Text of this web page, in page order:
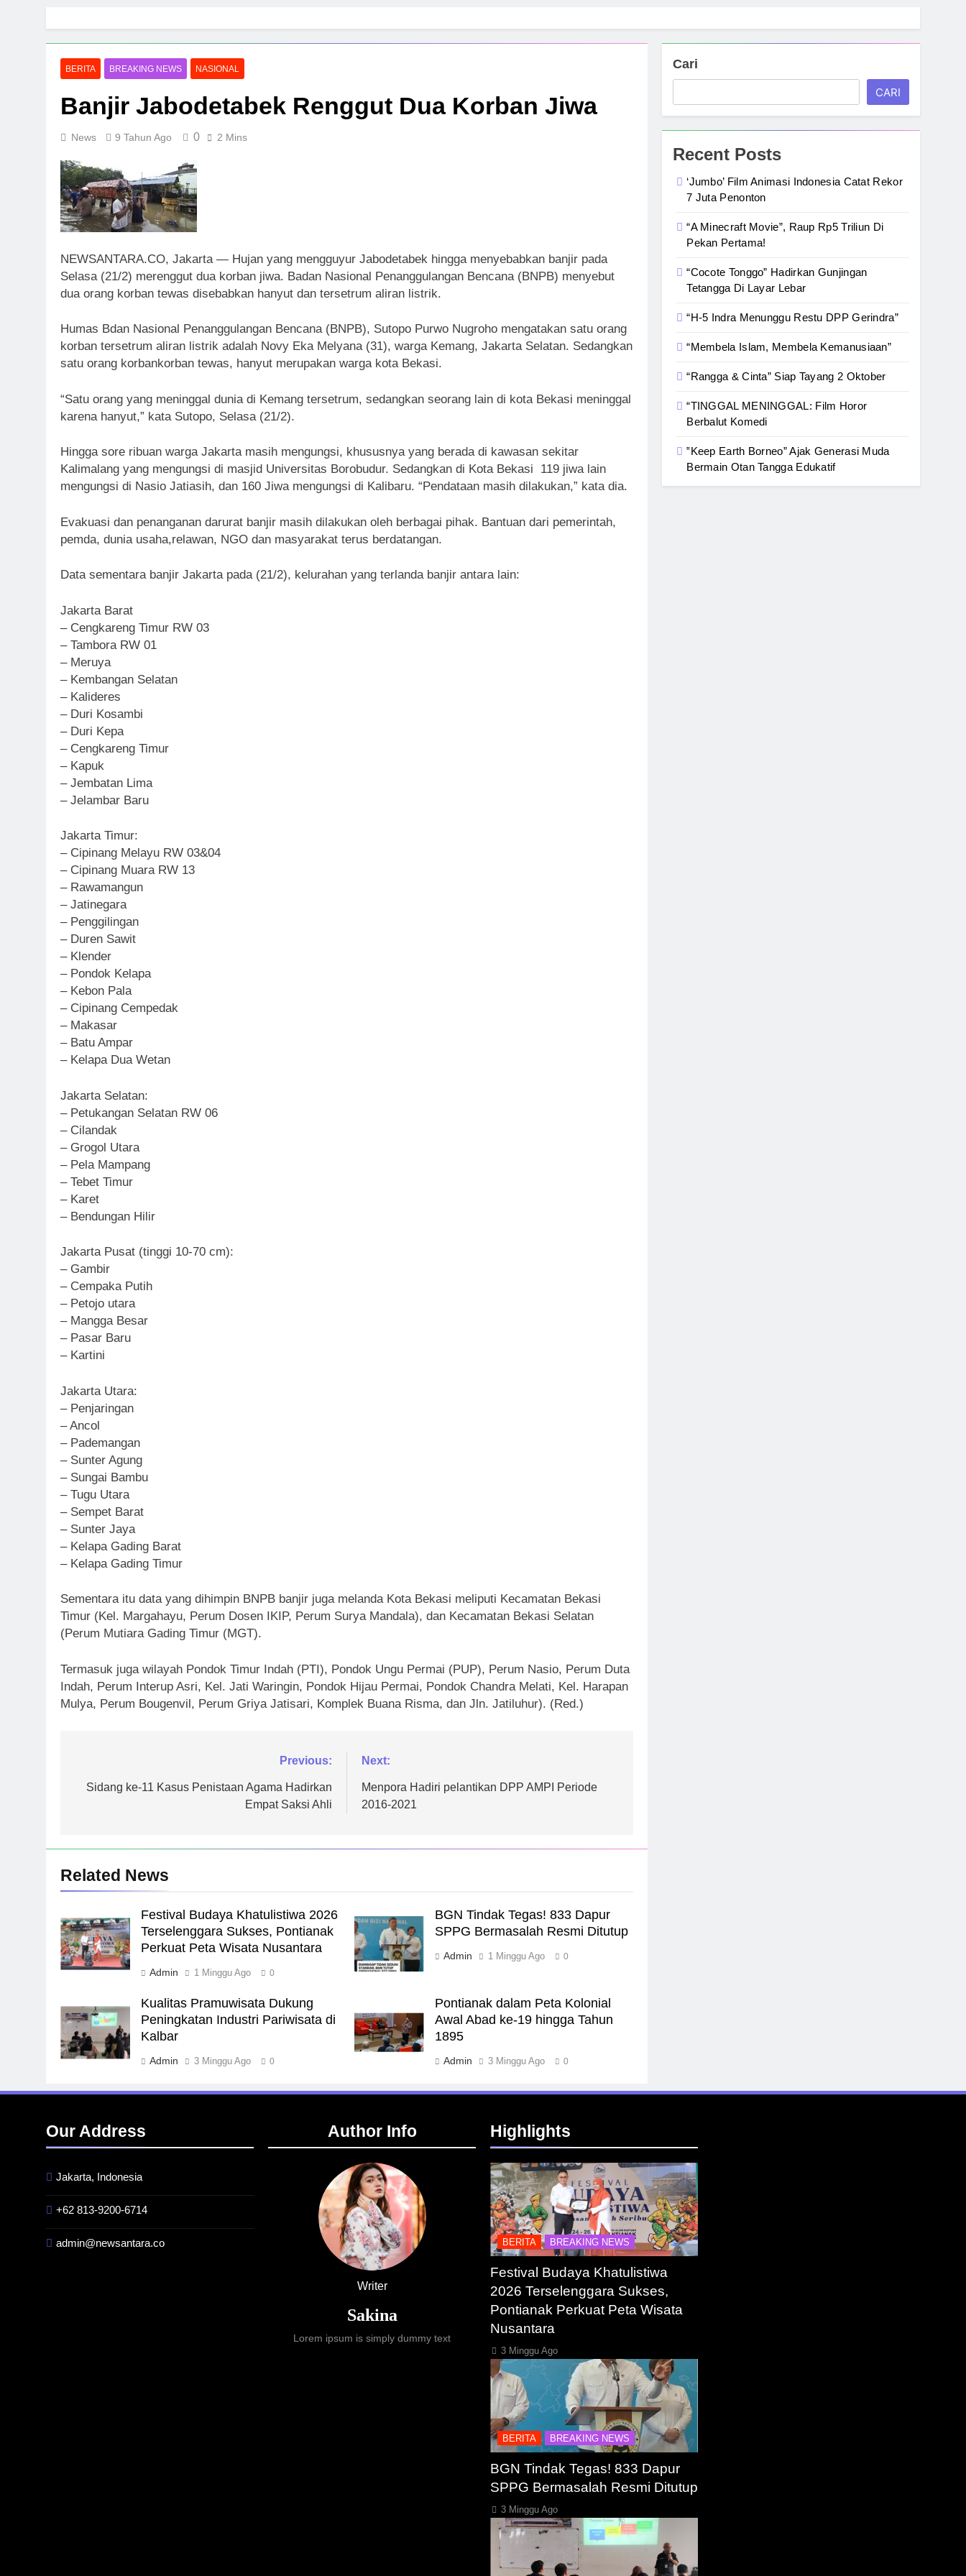
BERITA BREAKING NEWS NASIONAL
Banjir Jabodetabek Renggut Dua Korban Jiwa
News 9 Tahun Ago 0 2 Mins
NEWSANTARA.CO, Jakarta — Hujan yang mengguyur Jabodetabek hingga menyebabkan banjir pada
Selasa (21/2) merenggut dua korban jiwa. Badan Nasional Penanggulangan Bencana (BNPB) menyebut
dua orang korban tewas disebabkan hanyut dan tersetrum aliran listrik.
Humas Bdan Nasional Penanggulangan Bencana (BNPB), Sutopo Purwo Nugroho mengatakan satu orang
korban tersetrum aliran listrik adalah Novy Eka Melyana (31), warga Kemang, Jakarta Selatan. Sedangkan
satu orang korbankorban tewas, hanyut merupakan warga kota Bekasi.
“Satu orang yang meninggal dunia di Kemang tersetrum, sedangkan seorang lain di kota Bekasi meninggal
karena hanyut,” kata Sutopo, Selasa (21/2).
Hingga sore ribuan warga Jakarta masih mengungsi, khususnya yang berada di kawasan sekitar
Kalimalang yang mengungsi di masjid Universitas Borobudur. Sedangkan di Kota Bekasi 119 jiwa lain
mengungsi di Nasio Jatiasih, dan 160 Jiwa mengungsi di Kalibaru. “Pendataan masih dilakukan,” kata dia.
Evakuasi dan penanganan darurat banjir masih dilakukan oleh berbagai pihak. Bantuan dari pemerintah,
pemda, dunia usaha,relawan, NGO dan masyarakat terus berdatangan.
Data sementara banjir Jakarta pada (21/2), kelurahan yang terlanda banjir antara lain:
Jakarta Barat
– Cengkareng Timur RW 03
– Tambora RW 01
– Meruya
– Kembangan Selatan
– Kalideres
– Duri Kosambi
– Duri Kepa
– Cengkareng Timur
– Kapuk
– Jembatan Lima
– Jelambar Baru
Jakarta Timur:
– Cipinang Melayu RW 03&04
– Cipinang Muara RW 13
– Rawamangun
– Jatinegara
– Penggilingan
– Duren Sawit
– Klender
– Pondok Kelapa
– Kebon Pala
– Cipinang Cempedak
– Makasar
– Batu Ampar
– Kelapa Dua Wetan
Jakarta Selatan:
– Petukangan Selatan RW 06
– Cilandak
– Grogol Utara
– Pela Mampang
– Tebet Timur
– Karet
– Bendungan Hilir
Jakarta Pusat (tinggi 10-70 cm):
– Gambir
– Cempaka Putih
– Petojo utara
– Mangga Besar
– Pasar Baru
– Kartini
Jakarta Utara:
– Penjaringan
– Ancol
– Pademangan
– Sunter Agung
– Sungai Bambu
– Tugu Utara
– Sempet Barat
– Sunter Jaya
– Kelapa Gading Barat
– Kelapa Gading Timur
Sementara itu data yang dihimpin BNPB banjir juga melanda Kota Bekasi meliputi Kecamatan Bekasi
Timur (Kel. Margahayu, Perum Dosen IKIP, Perum Surya Mandala), dan Kecamatan Bekasi Selatan
(Perum Mutiara Gading Timur (MGT).
Termasuk juga wilayah Pondok Timur Indah (PTI), Pondok Ungu Permai (PUP), Perum Nasio, Perum Duta
Indah, Perum Interup Asri, Kel. Jati Waringin, Pondok Hijau Permai, Pondok Chandra Melati, Kel. Harapan
Mulya, Perum Bougenvil, Perum Griya Jatisari, Komplek Buana Risma, dan Jln. Jatiluhur). (Red.)
pos
Previous:
Sidang ke-11 Kasus Penistaan Agama Hadirkan
Empat Saksi Ahli
Next:
Menpora Hadiri pelantikan DPP AMPI Periode
2016-2021
Related News
Festival Budaya Khatulistiwa 2026
Terselenggara Sukses, Pontianak
Perkuat Peta Wisata Nusantara
Admin 1 Minggu Ago 0
BGN Tindak Tegas! 833 Dapur
SPPG Bermasalah Resmi Ditutup
Admin 1 Minggu Ago 0
Kualitas Pramuwisata Dukung
Peningkatan Industri Pariwisata di
Kalbar
Admin 3 Minggu Ago 0
Pontianak dalam Peta Kolonial
Awal Abad ke-19 hingga Tahun
1895
Admin 3 Minggu Ago 0
Cari
CARI
Recent Posts
‘Jumbo’ Film Animasi Indonesia Catat Rekor
7 Juta Penonton
“A Minecraft Movie”, Raup Rp5 Triliun Di
Pekan Pertama!
“Cocote Tonggo” Hadirkan Gunjingan
Tetangga Di Layar Lebar
“H-5 Indra Menunggu Restu DPP Gerindra”
“Membela Islam, Membela Kemanusiaan”
“Rangga & Cinta” Siap Tayang 2 Oktober
“TINGGAL MENINGGAL: Film Horor
Berbalut Komedi
‟Keep Earth Borneo” Ajak Generasi Muda
Bermain Otan Tangga Edukatif
Our Address
Jakarta, Indonesia
+62 813-9200-6714
admin@newsantara.co
Author Info
Writer
Sakina
Lorem ipsum is simply dummy text
Highlights
BERITA BREAKING NEWS
Festival Budaya Khatulistiwa
2026 Terselenggara Sukses,
Pontianak Perkuat Peta Wisata
Nusantara
3 Minggu Ago
BERITA BREAKING NEWS
BGN Tindak Tegas! 833 Dapur
SPPG Bermasalah Resmi Ditutup
3 Minggu Ago